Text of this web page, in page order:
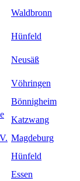
Waldbronn
Hünfeld
Neusäß
Vöhringen
Bönnigheim
Katzwang
Magdeburg
Hünfeld
Essen